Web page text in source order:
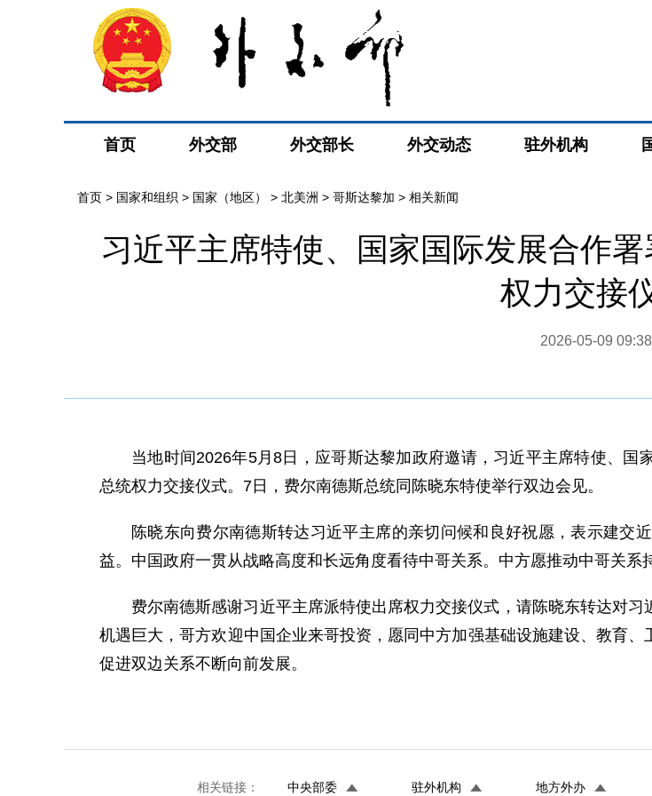
首页 外交部 外交部长 外交动态 驻外机构
首页 > 国家和组织 > 国家（地区） > 北美洲 > 哥斯达黎加 > 相关新闻
习近平主席特使、国家国际发展合作
权力交接
2026-05-09 09:38
当地时间2026年5月8日，应哥斯达黎加政府邀请，习近平主席特使、
总统权力交接仪式。7日，费尔南德斯总统同陈晓东特使举行双边会见。
陈晓东向费尔南德斯转达习近平主席的亲切问候和良好祝愿，表示建交
益。中国政府一贯从战略高度和长远角度看待中哥关系。中方愿推动中哥关系
费尔南德斯感谢习近平主席派特使出席权力交接仪式，请陈晓东转达对
机遇巨大，哥方欢迎中国企业来哥投资，愿同中方加强基础设施建设、教育
促进双边关系不断向前发展。
相关链接： 中央部委 驻外机构 地方外办